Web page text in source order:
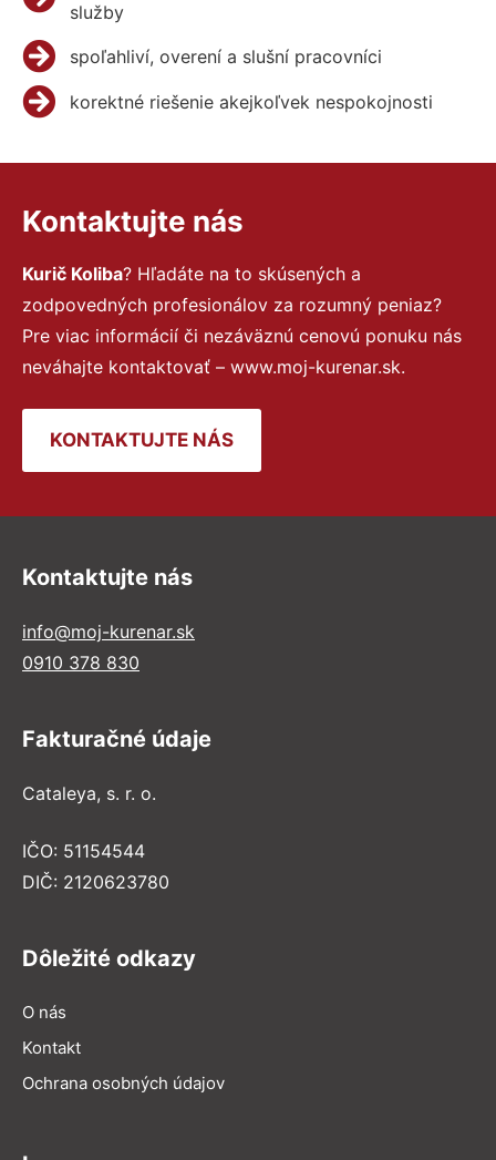
služby
spoľahliví, overení a slušní pracovníci
korektné riešenie akejkoľvek nespokojnosti
Kontaktujte nás
Kurič Koliba? Hľadáte na to skúsených a
zodpovedných profesionálov za rozumný peniaz?
Pre viac informácií či nezáväznú cenovú ponuku nás
neváhajte kontaktovať – www.moj-kurenar.sk.
KONTAKTUJTE NÁS
Kontaktujte nás
info@moj-kurenar.sk
0910 378 830
Fakturačné údaje
Cataleya, s. r. o.
IČO: 51154544
DIČ: 2120623780
Dôležité odkazy
O nás
Kontakt
Ochrana osobných údajov